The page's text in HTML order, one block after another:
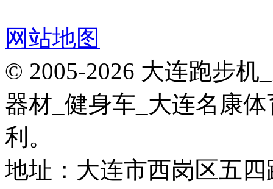
网站地图
© 2005-2026 大连跑步机
器材_健身车_大连名康
利。
地址：大连市西岗区五